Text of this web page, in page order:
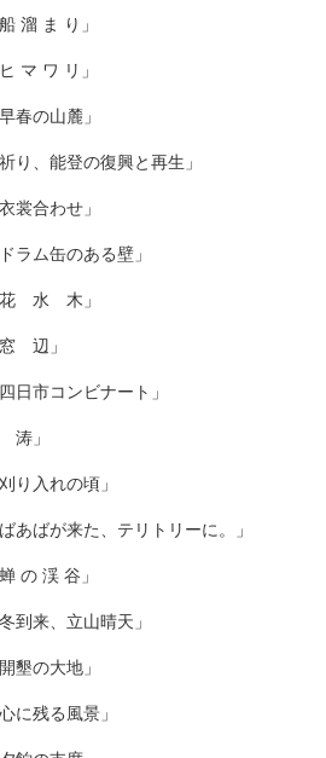
溜 ま り」
マ ワ リ」
の山麓」
、能登の復興と再生」
合わせ」
ム缶のある壁」
水 木」
辺」
市コンビナート」
」
入れの頃」
ばが来た、テリトリーに。」
の 渓 谷」
来、立山晴天」
の大地」
残る風景」